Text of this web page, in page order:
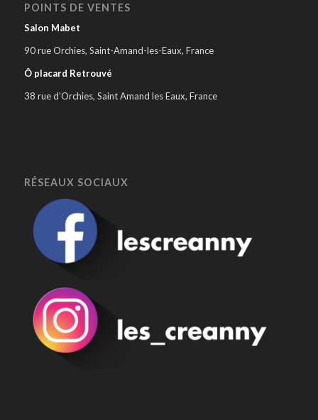
POINTS DE VENTES
Salon Mabet
90 rue Orchies, Saint-Amand-les-Eaux, France
Ô placard Retrouvé
38 rue d’Orchies, Saint Amand les Eaux, France
RÉSEAUX SOCIAUX